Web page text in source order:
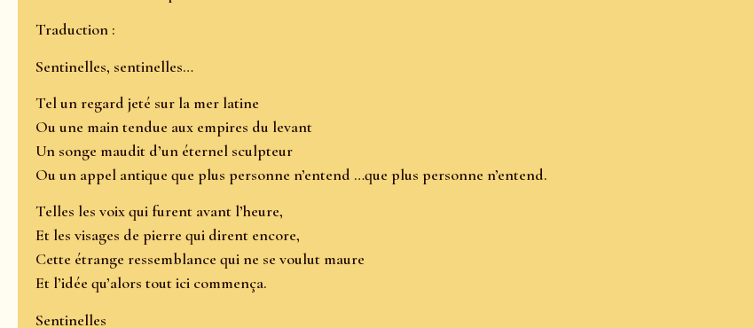
Traduction :
Sentinelles, sentinelles…
Tel un regard jeté sur la mer latine
Ou une main tendue aux empires du levant
Un songe maudit d’un éternel sculpteur
Ou un appel antique que plus personne n’entend …que plus personne n’entend.
Telles les voix qui furent avant l’heure,
Et les visages de pierre qui dirent encore,
Cette étrange ressemblance qui ne se voulut maure
Et l’idée qu’alors tout ici commença.
Sentinelles